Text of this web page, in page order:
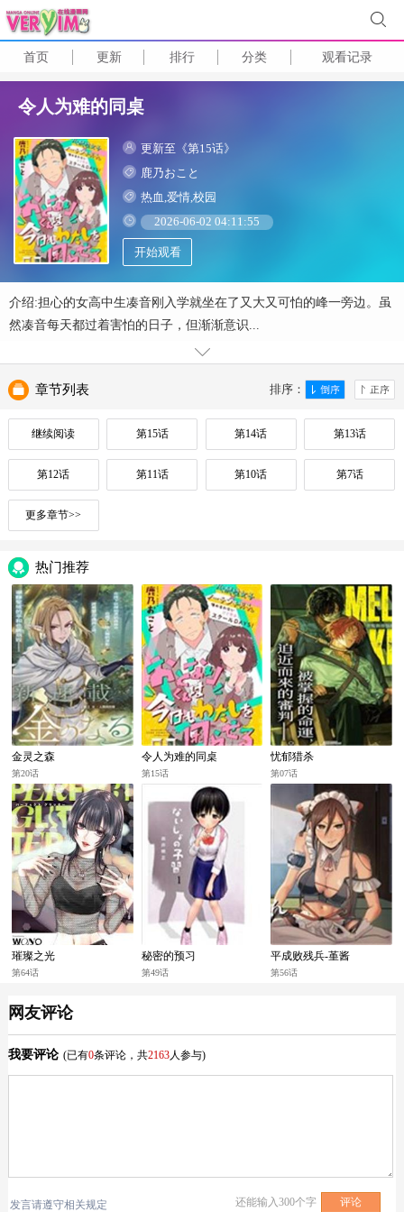
首页 更新 排行 分类 观看记录
令人为难的同桌
更新至《第15话》
鹿乃おこと
热血,爱情,校园
2026-06-02 04:11:55
开始观看
介绍:担心的女高中生凑音刚入学就坐在了又大又可怕的峰一旁边。虽
然凑音每天都过着害怕的日子，但渐渐意识...
排序：
章节列表
继续阅读 第15话 第14话 第13话
第12话 第11话 第10话 第7话
更多章节>>
热门推荐
金灵之森
第20话
令人为难的同桌
第15话
忧郁猎杀
第07话
璀璨之光
第64话
秘密的预习
第49话
平成败残兵-堇酱
第56话
网友评论
我要评论 (已有0条评论，共2163人参与)
发言请遵守相关规定 还能输入300个字